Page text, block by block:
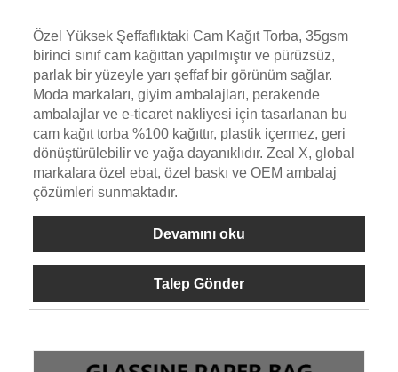
Özel Yüksek Şeffaflıktaki Cam Kağıt Torba, 35gsm
birinci sınıf cam kağıttan yapılmıştır ve pürüzsüz,
parlak bir yüzeyle yarı şeffaf bir görünüm sağlar.
Moda markaları, giyim ambalajları, perakende
ambalajlar ve e-ticaret nakliyesi için tasarlanan bu
cam kağıt torba %100 kağıttır, plastik içermez, geri
dönüştürülebilir ve yağa dayanıklıdır. Zeal X, global
markalara özel ebat, özel baskı ve OEM ambalaj
çözümleri sunmaktadır.
Devamını oku
Talep Gönder